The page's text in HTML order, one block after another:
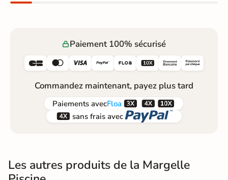
Paiement 100% sécurisé
     
Commandez maintenant, payez plus tard
Paiements avecFloa  
 sans frais avec 
Les autres produits de la Margelle